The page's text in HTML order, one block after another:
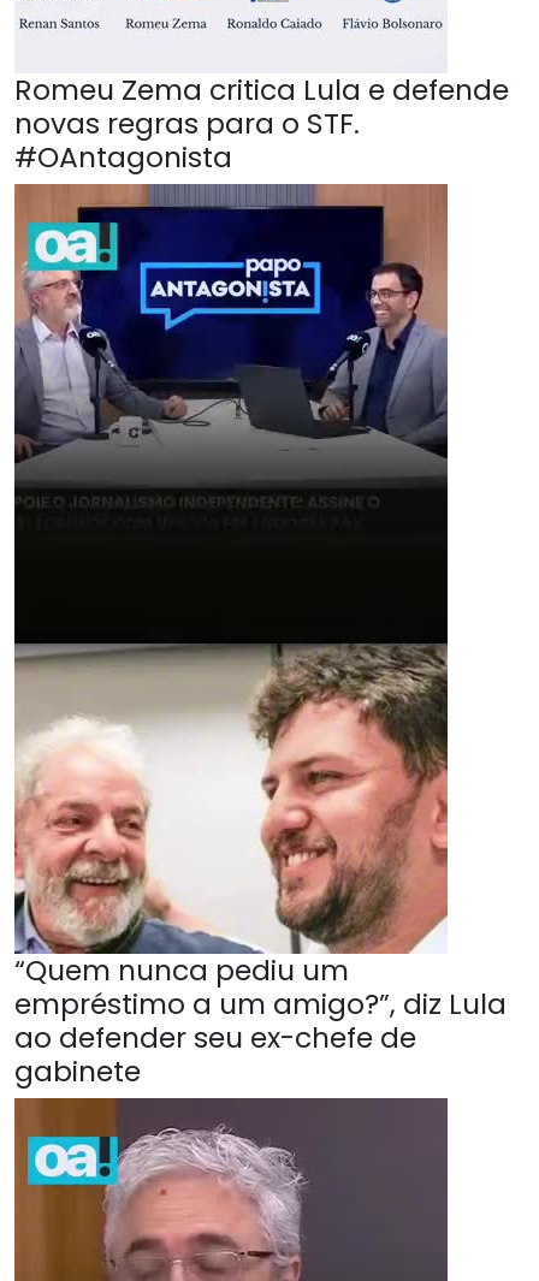
Romeu Zema critica Lula e defende
novas regras para o STF.
#OAntagonista
“Quem nunca pediu um
empréstimo a um amigo?”, diz Lula
ao defender seu ex-chefe de
gabinete